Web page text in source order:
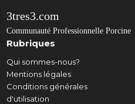
3tres3.com
Communauté Professionnelle Porcine
Rubriques
Qui sommes-nous?
Mentions légales
Conditions générales
d'utilisation